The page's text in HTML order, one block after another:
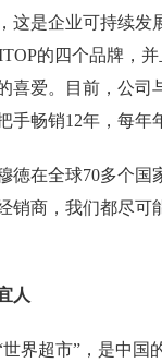
这是企业可持续
的四个品牌，
喜爱。目前，公司
手畅销12年，每年
在全球70多个国
销商，我们都尽可
人
超市”，是中国